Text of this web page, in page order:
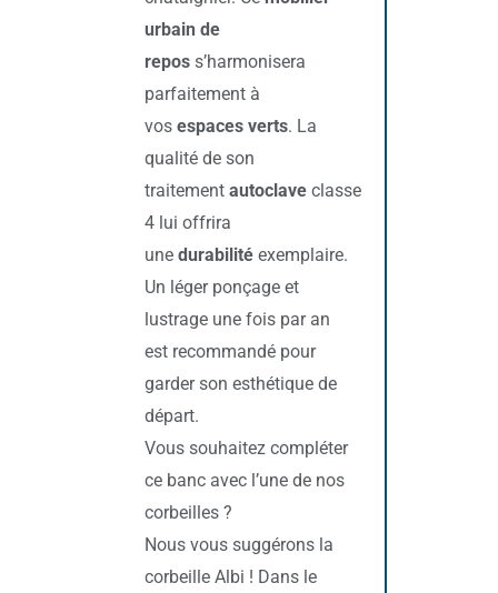
urbain de
repos s’harmonisera
parfaitement à
vos espaces verts. La
qualité de son
traitement autoclave classe
4 lui offrira
une durabilité exemplaire.
Un léger ponçage et
lustrage une fois par an
est recommandé pour
garder son esthétique de
départ.
Vous souhaitez compléter
ce banc avec l’une de nos
corbeilles ?
Nous vous suggérons la
corbeille Albi ! Dans le